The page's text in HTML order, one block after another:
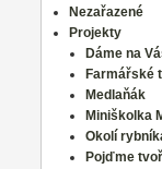
Nezařazené
Projekty
Dáme na
Farmářské
Medlaňák
Miniškolka
Okolí
Pojďme